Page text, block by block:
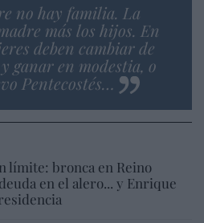
no hay familia. La
más los hijos. En
deben cambiar de
ganar en modestia, o
Pentecostés…
límite: bronca en Reino
en el alero... y Enrique